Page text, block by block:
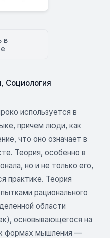
в
, Социология
используется в
причем люди, как
что оно означает в
Теория, особенно в
но и не только его,
практике. Теория
рационального
области
основывающегося на
формах мышления —